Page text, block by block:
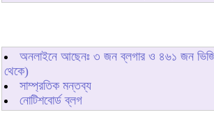
অনলাইনে আছেনঃ ৩ জন ব্লগার ও ৪৬১ জন
থেকে)
সাম্প্রতিক মন্তব্য
নোটিশবোর্ড ব্লগ